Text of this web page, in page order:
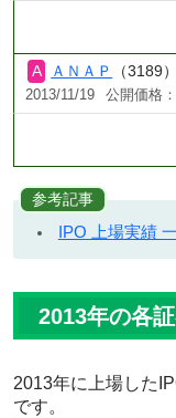
ＡＮＡＰ （3189）
2013/11/19 公開価格
参考記事
IPO 上場実績
2013年の各
2013年に上場した
です。